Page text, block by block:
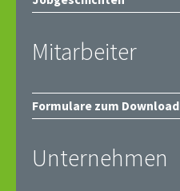
Mitarbeiter
Formulare zum Download
Unternehmen